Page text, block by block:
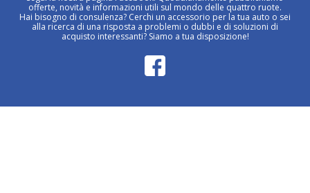
offerte, novità e informazioni utili sul mondo delle quattro ruote.
Hai bisogno di consulenza? Cerchi un accessorio per la tua auto o sei
alla ricerca di una risposta a problemi o dubbi e di soluzioni di
acquisto interessanti? Siamo a tua disposizione!